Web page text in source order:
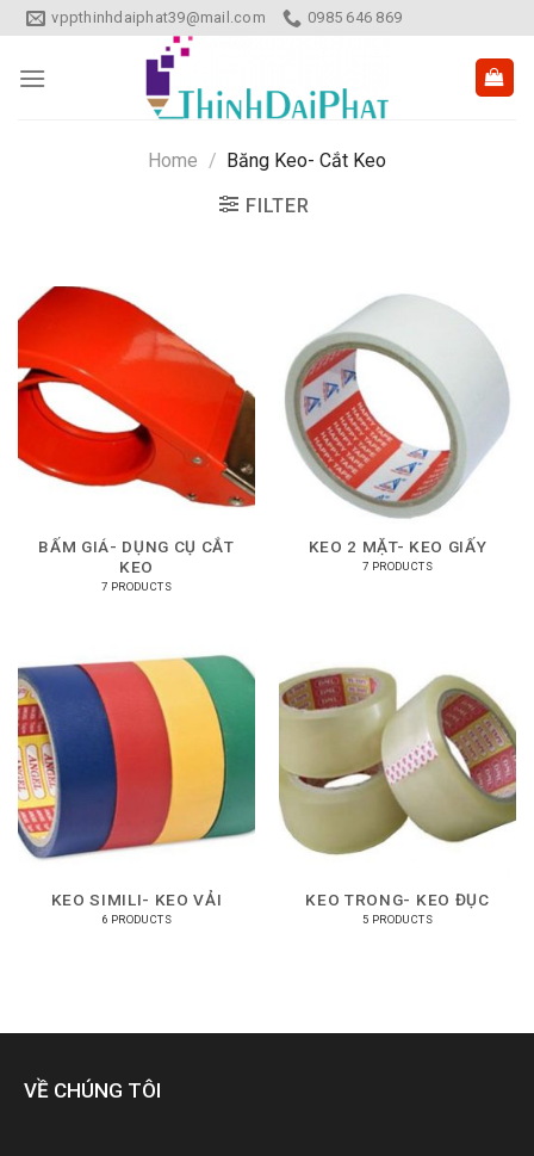
Skip
to
content
vppthinhdaiphat39@mail.com 0985 646 869
Home / Băng Keo- Cắt Keo
FILTER
BẤM GIÁ- DỤNG CỤ CẮT
KEO
7 PRODUCTS
KEO 2 MẶT- KEO GIẤY
7 PRODUCTS
KEO SIMILI- KEO VẢI
6 PRODUCTS
KEO TRONG- KEO ĐỤC
5 PRODUCTS
VỀ CHÚNG TÔI